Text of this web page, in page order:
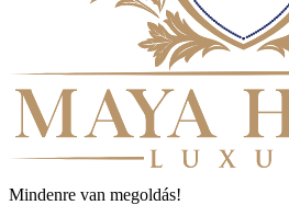
Mindenre van megoldás!